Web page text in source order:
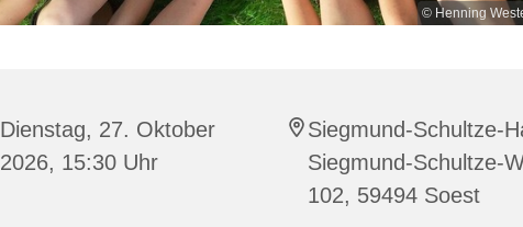
© Henning
Dienstag, 27. Oktober
2026, 15:30 Uhr
Siegmund-Schultze-
Siegmund-Schultze-
102, 59494 Soest